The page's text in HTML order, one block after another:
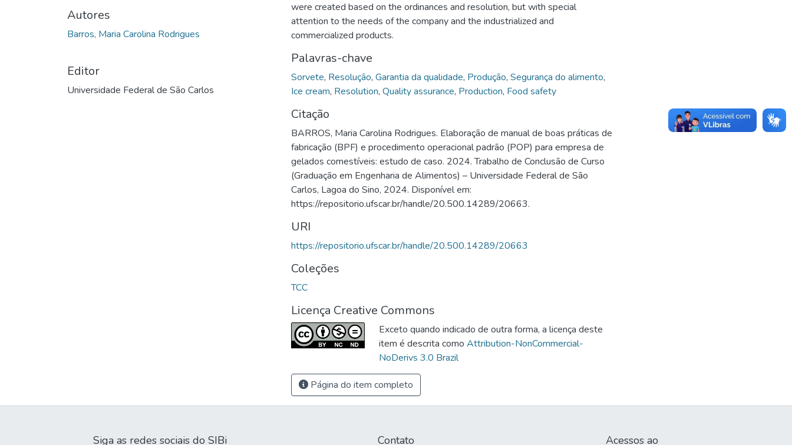
Autores
Barros, Maria Carolina Rodrigues
Editor
Universidade Federal de São Carlos
were created based on the ordinances and resolution, but with special
attention to the needs of the company and the industrialized and
commercialized products.
Palavras-chave
Sorvete, Resolução, Garantia da qualidade, Produção, Segurança do alimento,
Ice cream, Resolution, Quality assurance, Production, Food safety
Citação
BARROS, Maria Carolina Rodrigues. Elaboração de manual de boas práticas de
fabricação (BPF) e procedimento operacional padrão (POP) para empresa de
gelados comestíveis: estudo de caso. 2024. Trabalho de Conclusão de Curso
(Graduação em Engenharia de Alimentos) – Universidade Federal de São
Carlos, Lagoa do Sino, 2024. Disponível em:
https://repositorio.ufscar.br/handle/20.500.14289/20663.
URI
https://repositorio.ufscar.br/handle/20.500.14289/20663
Coleções
TCC
Licença Creative Commons
Exceto quando indicado de outra forma, a licença deste
item é descrita como Attribution-NonCommercial-
NoDerivs 3.0 Brazil
Página do item completo
Siga as redes sociais do SIBi Contato Acessos ao